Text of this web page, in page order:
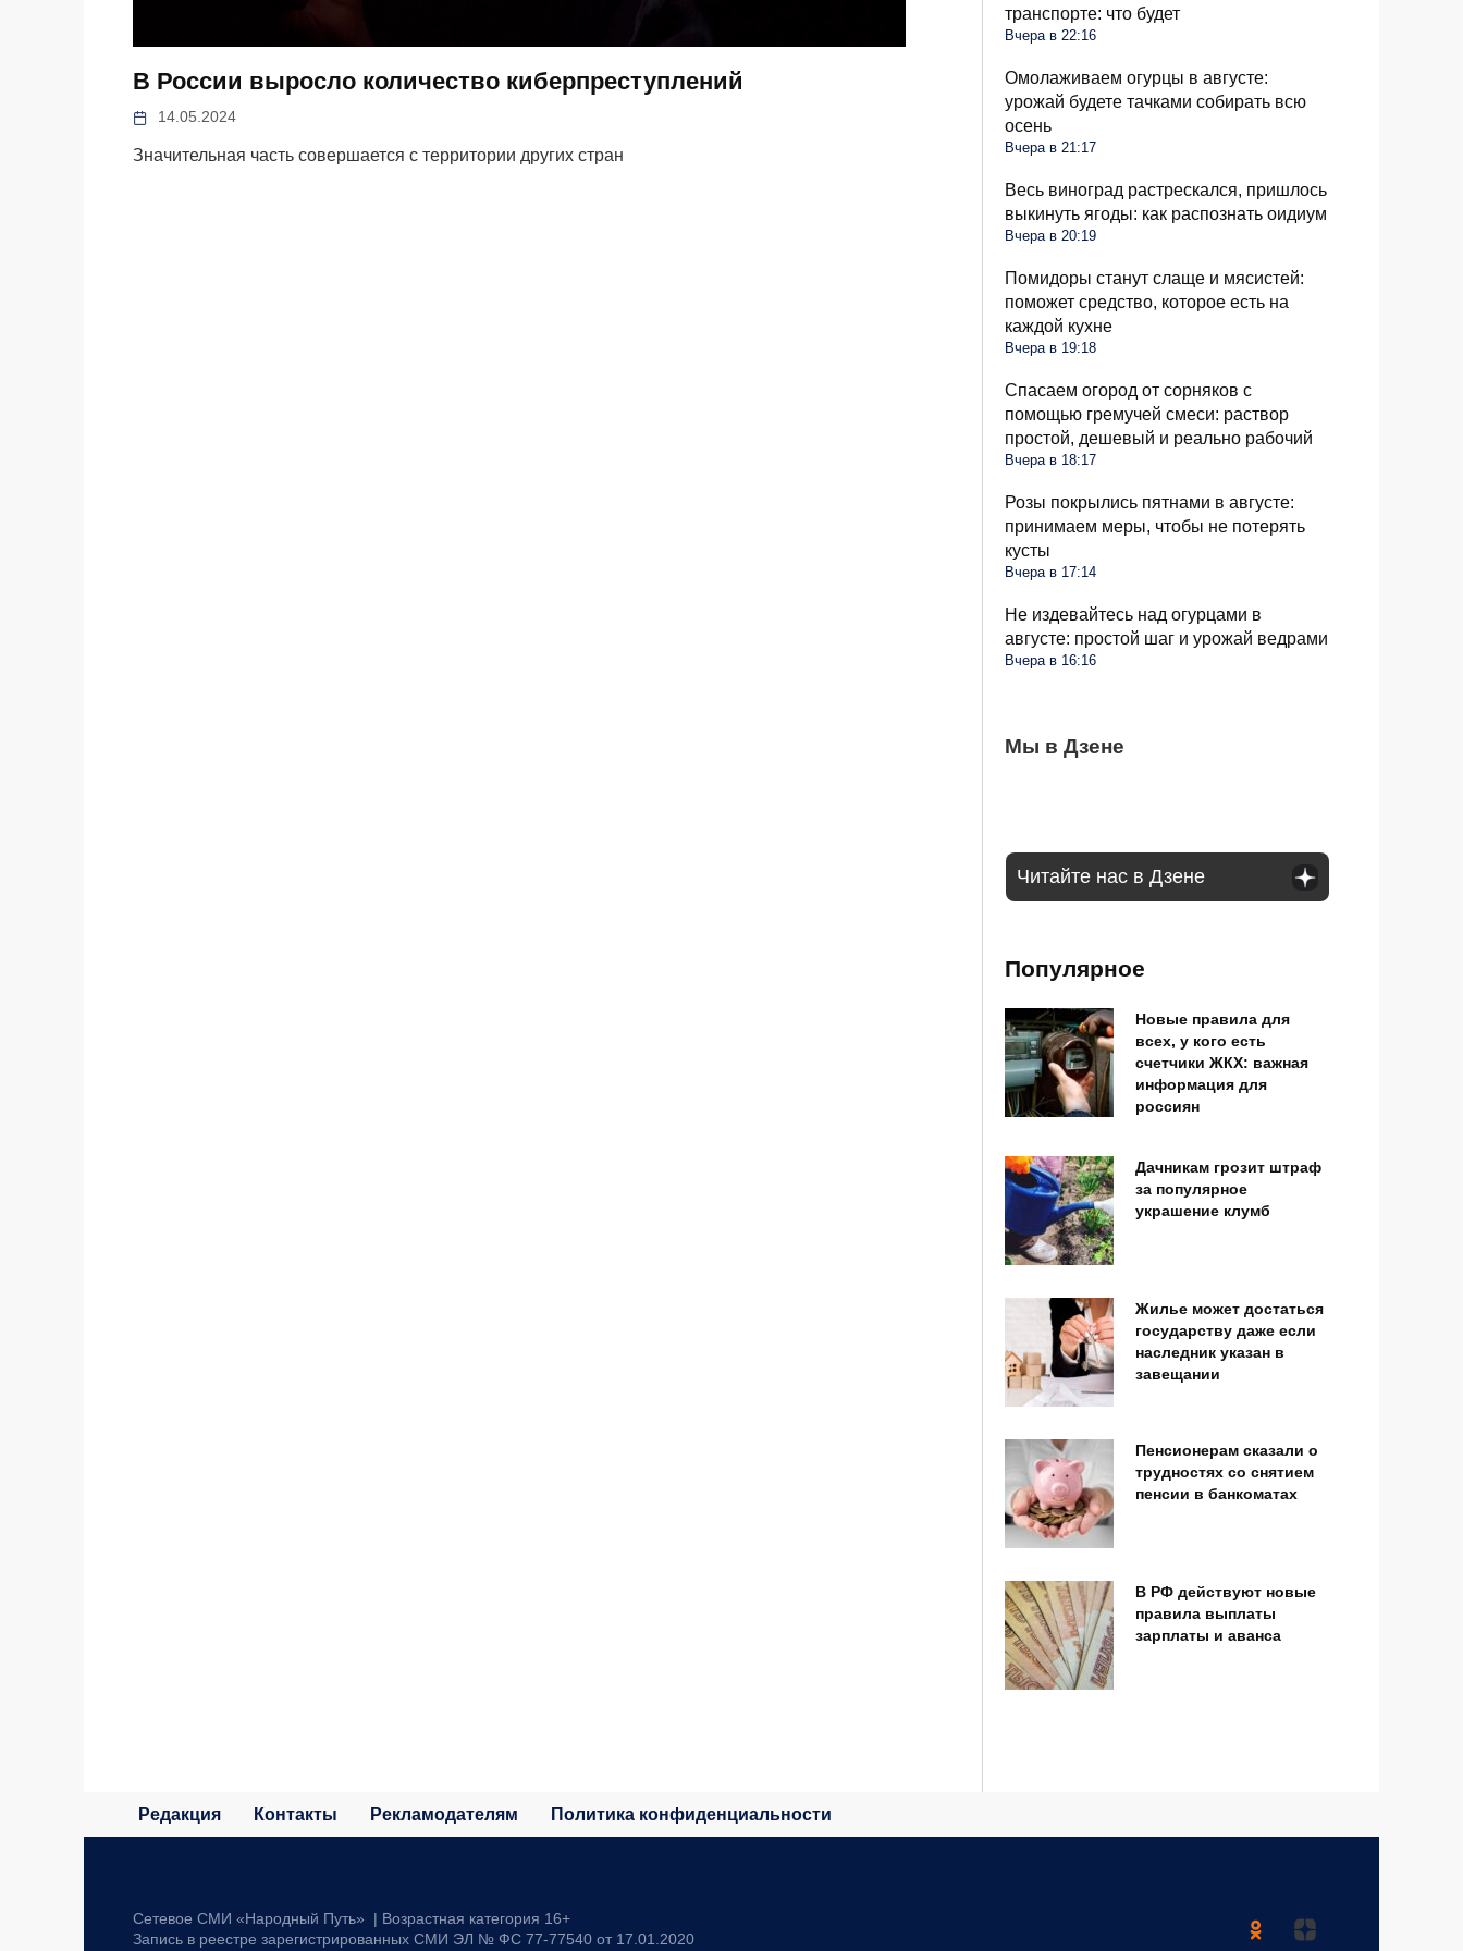
В России выросло количество киберпреступлений
14.05.2024
Значительная часть совершается с территории других стран
транспорте: что будет
Вчера в 22:16
Омолаживаем огурцы в августе:
урожай будете тачками собирать всю
осень
Вчера в 21:17
Весь виноград растрескался, пришлось
выкинуть ягоды: как распознать оидиум
Вчера в 20:19
Помидоры станут слаще и мясистей:
поможет средство, которое есть на
каждой кухне
Вчера в 19:18
Спасаем огород от сорняков с
помощью гремучей смеси: раствор
простой, дешевый и реально рабочий
Вчера в 18:17
Розы покрылись пятнами в августе:
принимаем меры, чтобы не потерять
кусты
Вчера в 17:14
Не издевайтесь над огурцами в
августе: простой шаг и урожай ведрами
Вчера в 16:16
Мы в Дзене
Может ли пассажир с верхней полки
сидеть на нижней: в РЖД дали четкий
Стиралка больше не прыгает по полу как
С 1 сентября в РФ меняются правила
Читайте нас в Дзене
Популярное
Новые правила для
всех, у кого есть
счетчики ЖКХ: важная
информация для
россиян
Дачникам грозит штраф
за популярное
украшение клумб
Жилье может достаться
государству даже если
наследник указан в
завещании
Пенсионерам сказали о
трудностях со снятием
пенсии в банкоматах
В РФ действуют новые
правила выплаты
зарплаты и аванса
Редакция Контакты Рекламодателям Политика конфиденциальности
Сетевое СМИ «Народный Путь» | Возрастная категория 16+
Запись в реестре зарегистрированных СМИ ЭЛ № ФС 77-77540 от 17.01.2020